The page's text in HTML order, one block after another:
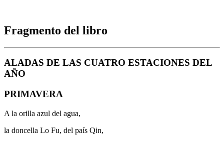
Fragmento del libro
ALADAS DE LAS CUATRO ESTACIONES DEL
AÑO
PRIMAVERA
A la orilla azul del agua,
la doncella Lo Fu, del país Qin,